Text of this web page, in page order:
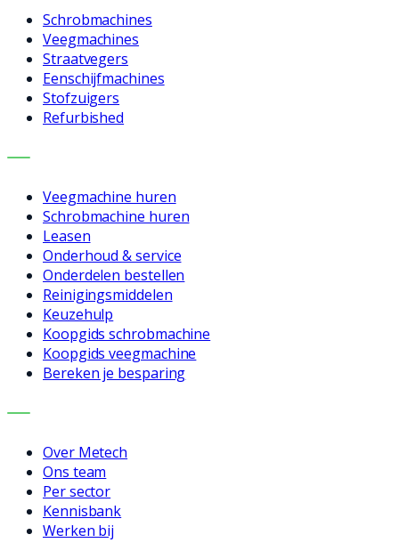
Schrobmachines
Veegmachines
Straatvegers
Eenschijfmachines
Stofzuigers
Refurbished
DIENSTEN
Veegmachine huren
Schrobmachine huren
Leasen
Onderhoud & service
Onderdelen bestellen
Reinigingsmiddelen
Keuzehulp
Koopgids schrobmachine
Koopgids veegmachine
Bereken je besparing
BEDRIJF
Over Metech
Ons team
Per sector
Kennisbank
Werken bij